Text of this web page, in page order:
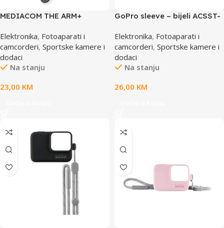
MEDIACOM THE ARM+
ARMEXT
Elektronika, Fotoaparati i
camcorderi, Sportske kamere i
dodaci
Na stanju
23,00 KM
GoPro sleeve – bijeli ACSST-
Elektronika, Fotoaparati i
camcorderi, Sportske kamere i
dodaci
Na stanju
26,00 KM